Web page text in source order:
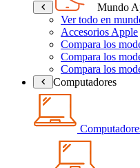
Mundo
Ver todo en
Accesorios Apple
Compara los
Compara los
Compara los
Computadores